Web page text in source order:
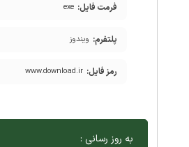
فرمت فایل: exe
پلتفرم: ویندوز
رمز فایل: www.download.ir
به روز رسانی :